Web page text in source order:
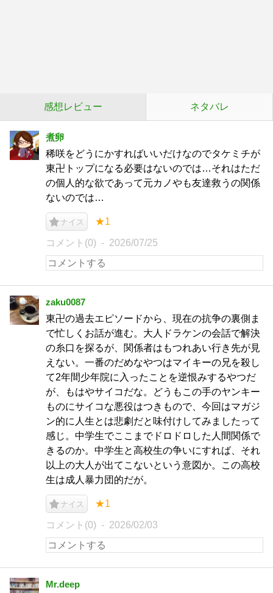
感想レビュー ネタバレ
煮卵
稀咲をどうにかすればいいだけなのでタケミチが
東卍トップになる必要はないのでは…それはただ
の個人的な欲であって元カノやも友達救うの関係
ないのでは…
ナイス ★1
コメント(0) 2026/07/25
zaku0087
東卍の過去エピソードから、現在の抗争の裏側ま
で忙しくお話が進む。大人ドラケンの会話で解決
の糸口を探るが、関係者はもつれあい行き先が見
えない。一番のだめなやつはマイキーの兄を殺し
て2年間少年院に入ったことを逆恨みするやつだ
が、もはやサイコだな。どうもこの手のヤンキー
ものにサイコな悪役はつきもので、今回はマガジ
ン的に人生とは悲劇だと味付けしてみましたって
感じ。中学生でここまでドロドロした人間関係で
きるのか。中学生と高校生の争いにすれば、それ
以上の大人が出てこないという意図か。この高校
生は成人暴力団的だが。
ナイス ★1
コメント(0) 2026/02/03
Mr.deep